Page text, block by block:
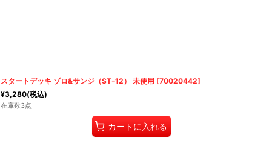
スタートデッキ ゾロ&サンジ（ST-12） 未使用 [70020442]
¥3,280(税込)
在庫数3点
カートに入れる